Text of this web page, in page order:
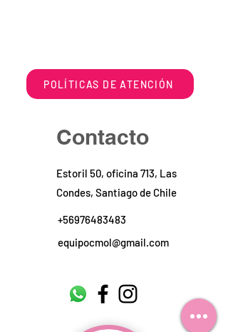
POLÍTICAS DE ATENCIÓN
Contacto
Estoril 50, oficina 713, Las
Condes, Santiago de Chile
+56976483483
equipocmol@gmail.com